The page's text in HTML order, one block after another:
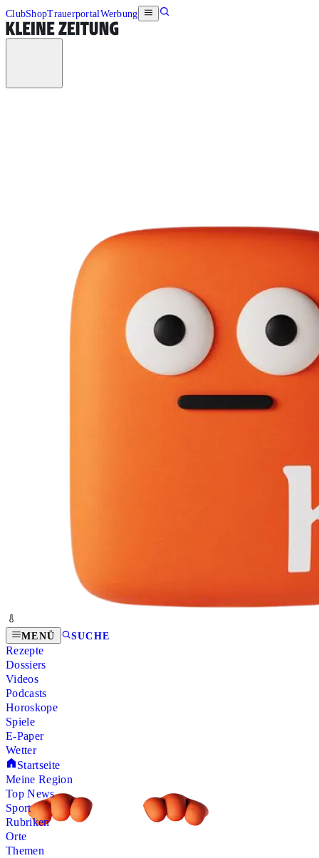
ClubShopTrauerportalWerbung
MENÜ SUCHE
Rezepte
Dossiers
Videos
Podcasts
Horoskope
Spiele
E-Paper
Wetter
Startseite
Meine Region
Top News
Sport
Rubriken
Orte
Themen